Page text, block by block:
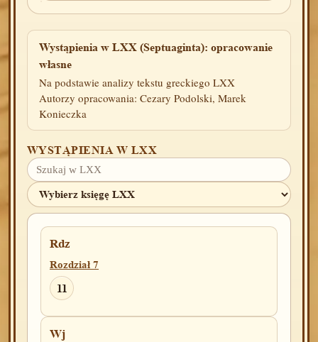
Wystąpienia w LXX (Septuaginta): opracowanie
własne
Na podstawie analizy tekstu greckiego LXX
Autorzy opracowania: Cezary Podolski, Marek
Konieczka
WYSTĄPIENIA W LXX
Rdz
Rozdział 7
11
Wj